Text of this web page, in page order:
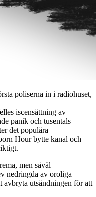
poliserna in i radiohuset,
iscensättning av
panik och tusentals
det populära
Hour bytte kanal och
men såväl
nedringda av oroliga
avbryta utsändningen för att